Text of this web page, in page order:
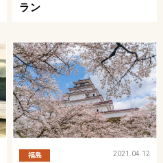
ラン
福島 2021.04.12